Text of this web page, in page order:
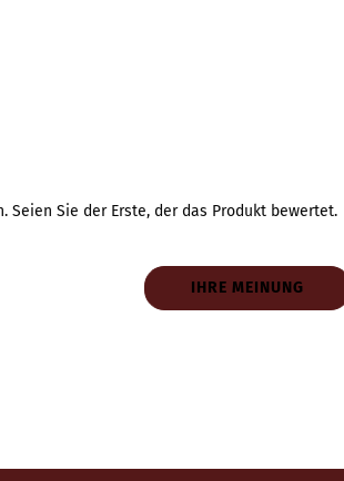
Seien Sie der Erste, der das Produkt bewertet.
IHRE MEINUNG